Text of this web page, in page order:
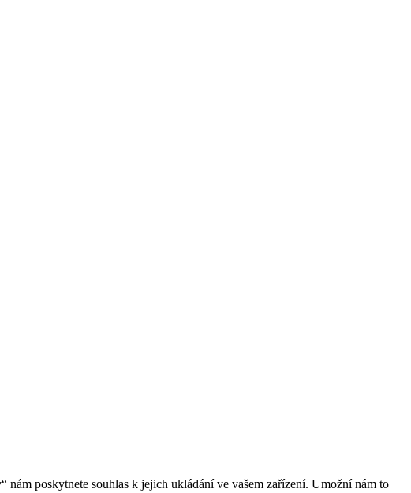
poskytnete souhlas k jejich ukládání ve vašem zařízení. Umožní nám to